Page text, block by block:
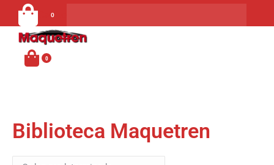
Carrito
MENU
Biblioteca Maquetren